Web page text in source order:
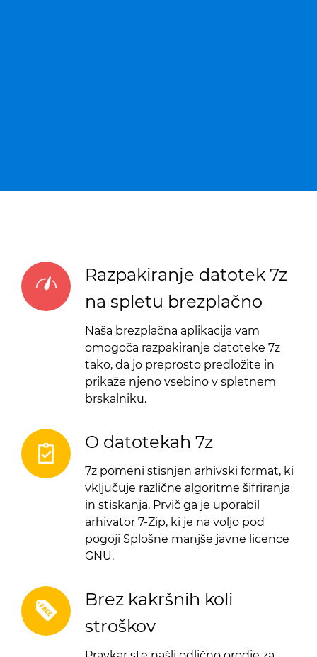
Razpakiranje datotek 7z
na spletu brezplačno
Naša brezplačna aplikacija vam
omogoča razpakiranje datoteke 7z
tako, da jo preprosto predložite in
prikaže njeno vsebino v spletnem
brskalniku.
O datotekah 7z
7z pomeni stisnjen arhivski format, ki
vključuje različne algoritme šifriranja
in stiskanja. Prvič ga je uporabil
arhivator 7-Zip, ki je na voljo pod
pogoji Splošne manjše javne licence
GNU.
Brez kakršnih koli
stroškov